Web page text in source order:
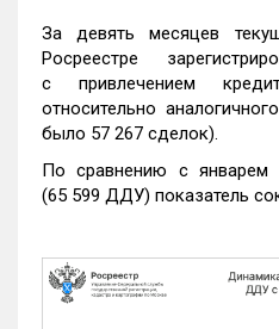
За девять месяцев
Росреестре
с привлечением
относительно
было 57 267 сделок).
По сравнению с
(65 599 ДДУ) показатель